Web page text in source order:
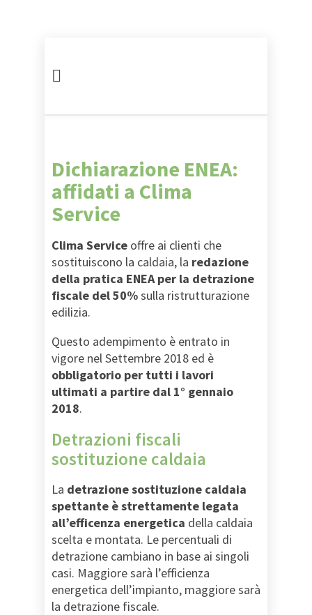
Dichiarazione ENEA:
affidati a Clima
Service
Clima Service offre ai clienti che
sostituiscono la caldaia, la redazione
della pratica ENEA per la detrazione
fiscale del 50%sulla ristrutturazione
edilizia.
Questo adempimento è entrato in
vigore nel Settembre 2018 ed è
obbligatorio per tutti i lavori
ultimati a partire dal 1° gennaio
2018.
Detrazioni fiscali
sostituzione caldaia
La detrazione sostituzione caldaia
spettante è strettamente legata
all’efficenza energetica della caldaia
scelta e montata. Le percentuali di
detrazione cambiano in base ai singoli
casi. Maggiore sarà l’efficienza
energetica dell’impianto, maggiore sarà
la detrazione fiscale.